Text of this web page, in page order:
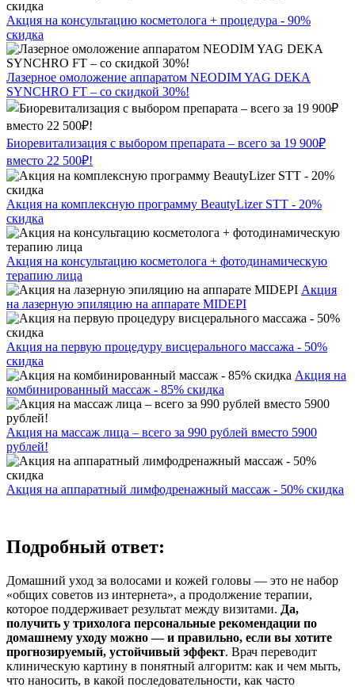
Акция на консультацию косметолога + процедура - 90%
скидка
Лазерное омоложение аппаратом NEODIM YAG DEKA
SYNCHRO FT – со скидкой 30%!
Биоревитализация с выбором препарата – всего за 19 900₽
вместо 22 500₽!
Акция на комплексную программу BeautyLizer STT - 20%
скидка
Акция на консультацию косметолога + фотодинамическую
терапию лица
Акция
на лазерную эпиляцию на аппарате MIDEPI
Акция на первую процедуру висцерального массажа - 50%
скидка
Акция на
комбинированный массаж - 85% скидка
Акция на массаж лица – всего за 990 рублей вместо 5900
рублей!
Акция на аппаратный лимфодренажный массаж - 50% скидка
Подробный ответ:
Домашний уход за волосами и кожей головы — это не набор
«общих советов из интернета», а продолжение терапии,
которое поддерживает результат между визитами. Да,
получить у трихолога персональные рекомендации по
домашнему уходу можно — и правильно, если вы хотите
прогнозируемый, устойчивый эффект. Врач переводит
клиническую картину в понятный алгоритм: как и чем мыть,
что наносить, в какой последовательности, как часто